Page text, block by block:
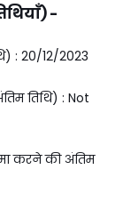
-
: 20/12/2023
तिथि) : Not
करने की अंतिम